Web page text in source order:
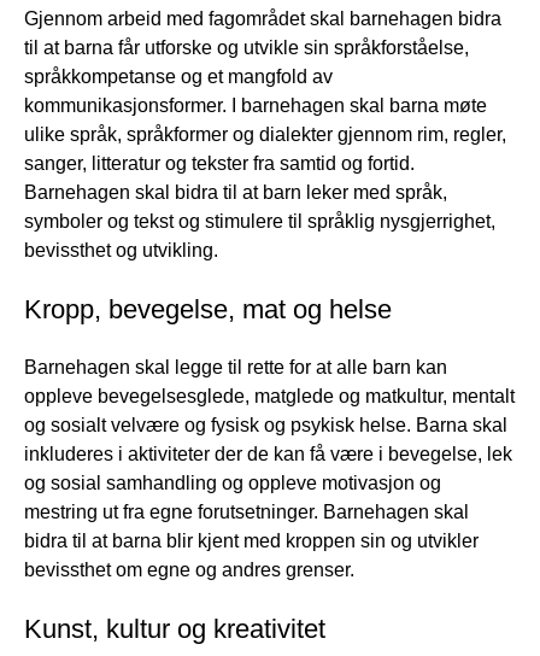
Gjennom arbeid med fagområdet skal barnehagen bidra
til at barna får utforske og utvikle sin språkforståelse,
språkkompetanse og et mangfold av
kommunikasjonsformer. I barnehagen skal barna møte
ulike språk, språkformer og dialekter gjennom rim, regler,
sanger, litteratur og tekster fra samtid og fortid.
Barnehagen skal bidra til at barn leker med språk,
symboler og tekst og stimulere til språklig nysgjerrighet,
bevissthet og utvikling.
Kropp, bevegelse, mat og helse
Barnehagen skal legge til rette for at alle barn kan
oppleve bevegelsesglede, matglede og matkultur, mentalt
og sosialt velvære og fysisk og psykisk helse. Barna skal
inkluderes i aktiviteter der de kan få være i bevegelse, lek
og sosial samhandling og oppleve motivasjon og
mestring ut fra egne forutsetninger. Barnehagen skal
bidra til at barna blir kjent med kroppen sin og utvikler
bevissthet om egne og andres grenser.
Kunst, kultur og kreativitet